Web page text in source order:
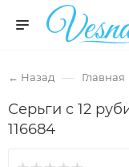
← Назад — Главная
Серьги с 12
116684